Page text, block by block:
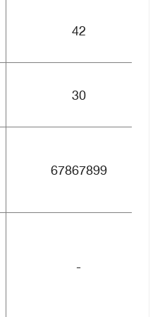
42
30
67867899
-